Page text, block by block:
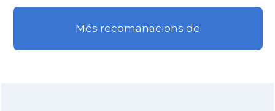
Més recomanacions de